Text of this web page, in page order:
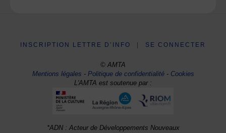
INSCRIPTION LETTRE D’INFO SE CONNECTER
© AMTA
Mentions légales -Politique de confidentialité- Cookies
L'AMTA est soutenue par :
*ADN : Acteur de Développements Nouveaux